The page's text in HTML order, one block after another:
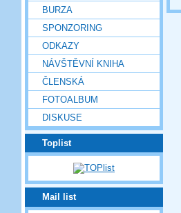
BURZA
SPONZORING
ODKAZY
NÁVŠTĚVNÍ KNIHA
ČLENSKÁ
FOTOALBUM
DISKUSE
Toplist
Mail list